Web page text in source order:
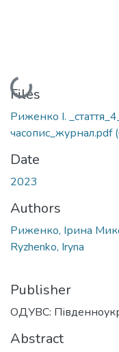
Loading...
Files
Риженко І.
часопис_журнал.pdf
Date
2023
Authors
Риженко, Ірина
Ryzhenko, Iryna
Publisher
ОДУВС:
Abstract